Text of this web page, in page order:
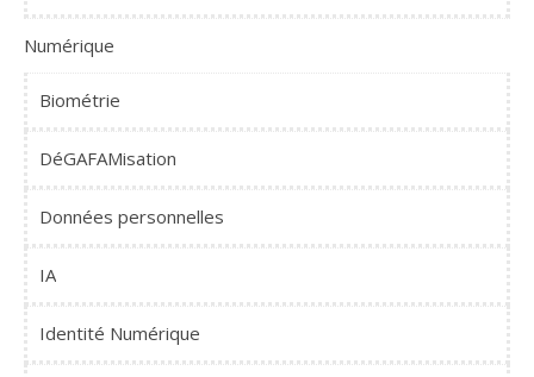
Numérique
Biométrie
DéGAFAMisation
Données personnelles
IA
Identité Numérique